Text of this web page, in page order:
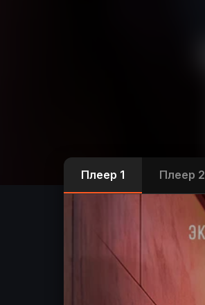
Плеер 1 Плеер 2